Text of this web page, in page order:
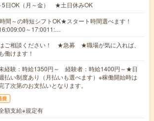
5日OK（月～金） ★土日休みOK
間～の時短シフトOK★スタート時間選べます！
～17:0011:…
ご相談ください！ ★急募 ★職場が気に入れば、
働けます！
経験：時給1350円～ 経験者：時給1400円～★日
払い制度あり（月払いも選べます）※稼働開始時は
了次第のお支払いとなります。
費
額支給※規定有